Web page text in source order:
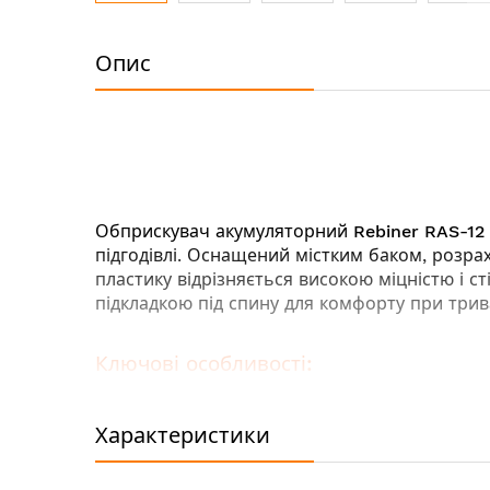
початку
галереї
Опис
Обприскувач акумуляторний Rebiner RAS-12
підгодівлі. Оснащений містким баком,
пластику відрізняється високою міцністю
підкладкою під спину для комфорту при
Ключові особливості:
Зручна кнопка включення та розетка з
Характеристики